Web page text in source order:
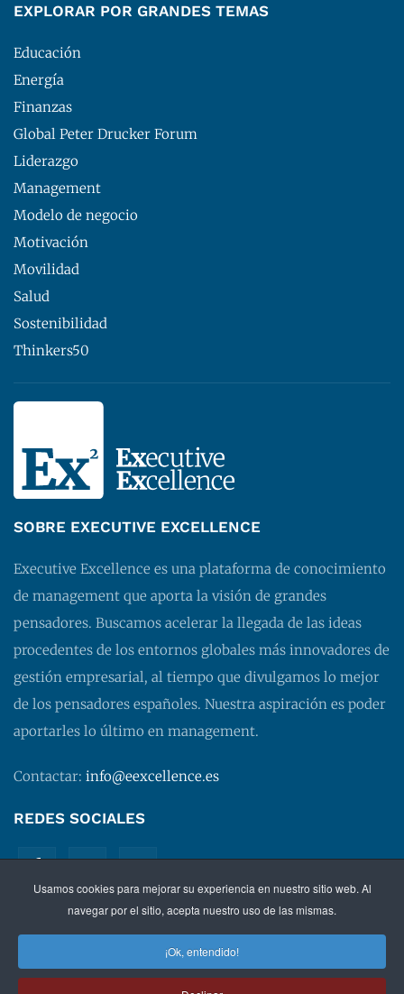
Usamos cookies para mejorar su experiencia en nuestro sitio web. Al
navegar por el sitio, acepta nuestro uso de las mismas.
¡Ok, entendido!
EXPLORAR POR GRANDES TEMAS
Educación
Energía
Finanzas
Global Peter Drucker Forum
Liderazgo
Management
Modelo de negocio
Motivación
Movilidad
Salud
Sostenibilidad
Thinkers50
SOBRE EXECUTIVE EXCELLENCE
Executive Excellence es una plataforma de conocimiento
de management que aporta la visión de grandes
pensadores. Buscamos acelerar la llegada de las ideas
procedentes de los entornos globales más innovadores de
gestión empresarial, al tiempo que divulgamos lo mejor
de los pensadores españoles. Nuestra aspiración es poder
aportarles lo último en management.
Contactar: info@eexcellence.es
REDES SOCIALES
©2026 EXECUTIVE EXCELLENCE.Managementpara